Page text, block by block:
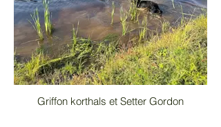
Griffon korthals et Setter Gordon